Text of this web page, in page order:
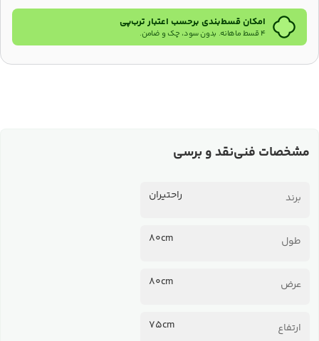
امکان قسط‌بندی برحسب اعتبار ترب‌پی
۴ قسط ماهانه. بدون سود، چک و ضامن.
مشخصات فنینقد و برسی
برند راحتیران
طول 80cm
عرض 80cm
ارتفاع 75cm